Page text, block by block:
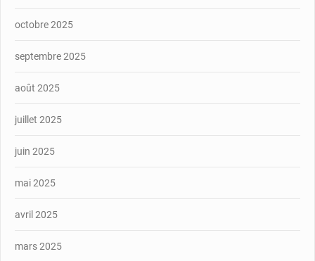
octobre 2025
septembre 2025
août 2025
juillet 2025
juin 2025
mai 2025
avril 2025
mars 2025